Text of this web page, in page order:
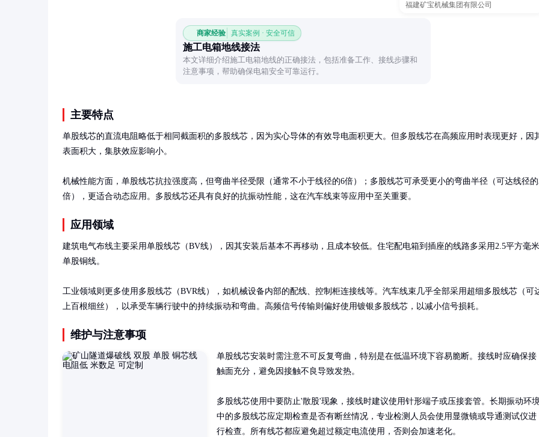
福建矿宝机械集团有限公司
商家经验 真实案例 · 安全可信
施工电箱地线接法
本文详细介绍施工电箱地线的正确接法，包括准备工作、接线步骤和
注意事项，帮助确保电箱安全可靠运行。
主要特点
单股线芯的直流电阻略低于相同截面积的多股线芯，因为实心导体的有效导电面积更大。但多股线芯在高频应用时表现更好，因
表面积大，集肤效应影响小。
机械性能方面，单股线芯抗拉强度高，但弯曲半径受限（通常不小于线径的6倍）；多股线芯可承受更小的弯曲半径（可达线径
倍），更适合动态应用。多股线芯还具有良好的抗振动性能，这在汽车线束等应用中至关重要。
应用领域
建筑电气布线主要采用单股线芯（BV线），因其安装后基本不再移动，且成本较低。住宅配电箱到插座的线路多采用2.5平方毫米
单股铜线。
工业领域则更多使用多股线芯（BVR线），如机械设备内部的配线、控制柜连接线等。汽车线束几乎全部采用超细多股线芯（可
上百根细丝），以承受车辆行驶中的持续振动和弯曲。高频信号传输则偏好使用镀银多股线芯，以减小信号损耗。
维护与注意事项
单股线芯安装时需注意不可反复弯曲，特别是在低温环境下容易脆断。接线时应确保接
触面充分，避免因接触不良导致发热。
多股线芯使用中要防止'散股'现象，接线时建议使用针形端子或压接套管。长期振动环
中的多股线芯应定期检查是否有断丝情况，专业检测人员会使用显微镜或导通测试仪进
行检查。所有线芯都应避免超过额定电流使用，否则会加速老化。